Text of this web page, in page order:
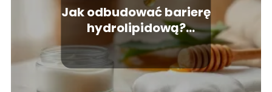
Jak odbudować barierę
hydrolipidową?
Skuteczne metody